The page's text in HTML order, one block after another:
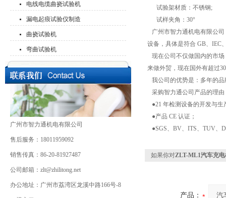
电线电缆曲挠试验机
漏电起痕试验仪制造
曲挠试验机
弯曲试验机
广州市智力通机电有限公司
售后服务：18011959092
销售传真：86-20-81927487
公司邮箱：zlt@zhilitong.net
办公地址：广州市荔湾区龙溪中路166号-8
试验架材质：不锈钢;
试样夹角：30°
广州市智力通机电有限公司
设备，具体是符合 GB、IEC
现在公司不仅做国内的市场
来做外贸，现在国外有超过
我公司的优势是：多年的
采购智力通公司产品的理
●21 年检测设备的开发与
●产品 CE 认证；
●SGS、BV、ITS、TUV、
如果你对ZLT-ML1汽车充
产品：